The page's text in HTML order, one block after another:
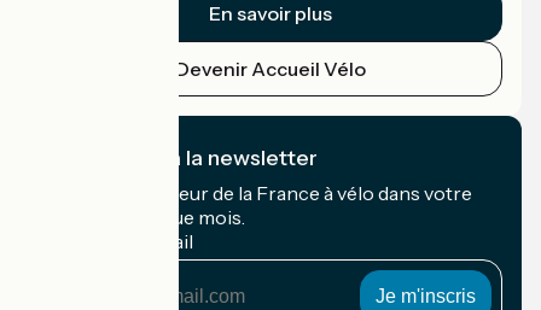
En savoir plus
Devenir Accueil Vélo
Je m'abonne à la newsletter
Recevez le meilleur de la France à vélo dans votre
boîte mail chaque mois.
Mon adresse mail